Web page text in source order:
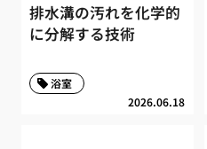
排水溝の汚れを化学的
に分解する技術
2026.06.18
浴室